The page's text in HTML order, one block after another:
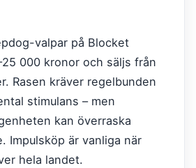
valpar på Blocket
000 kronor och säljs från
Rasen kräver regelbunden
stimulans – men
kan överraska
Impulsköp är vanliga när
hela landet.